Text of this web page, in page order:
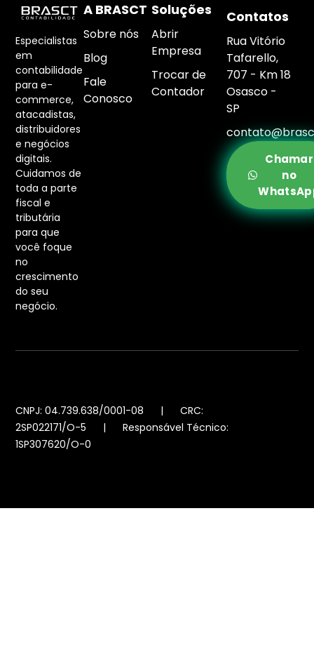
Especialistas
em
contabilidade
para e-
commerce,
atacadistas,
distribuidores
e negócios
digitais.
Cuidamos de
toda a parte
fiscal e
tributária
para que
você foque
no
crescimento
do seu
negócio.
A BRASCT
Sobre nós
Blog
Fale
Conosco
Soluções
Abrir
Empresa
Trocar de
Contador
Contatos
Rua Vitório
Tafarello,
707 - Km 18
Osasco -
SP
Chamar
no
CNPJ: 04.739.638/0001-08 | CRC:
2SP022171/O-5 | Responsável Técnico:
1SP307620/O-0